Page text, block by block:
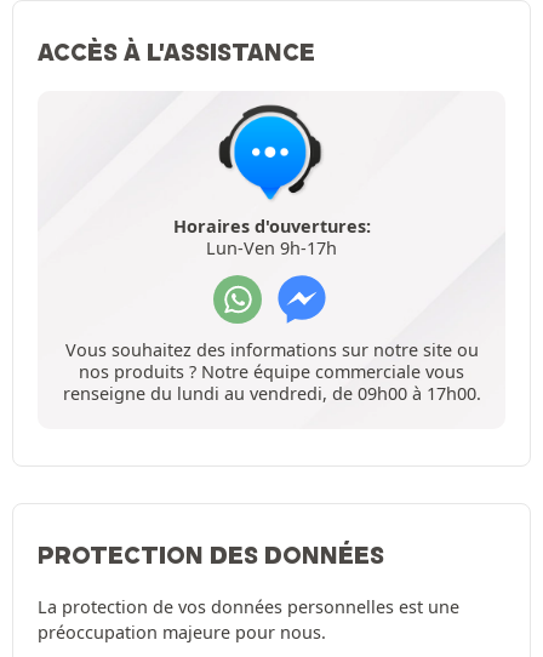
ACCÈS À L'ASSISTANCE
Horaires d'ouvertures:
Lun-Ven 9h-17h
Vous souhaitez des informations sur notre site ou
nos produits ? Notre équipe commerciale vous
renseigne du lundi au vendredi, de 09h00 à 17h00.
PROTECTION DES DONNÉES
La protection de vos données personnelles est une
préoccupation majeure pour nous.